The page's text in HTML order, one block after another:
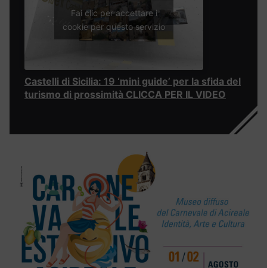
Fai clic per accettare i
cookie per questo servizio
Castelli di Sicilia: 19 ‘mini guide’ per la sfida del
turismo di prossimità CLICCA PER IL VIDEO